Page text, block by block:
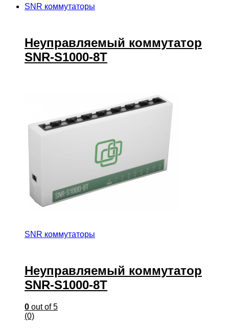
SNR коммутаторы
Неуправляемый коммутатор
SNR-S1000-8T
SNR коммутаторы
Неуправляемый коммутатор
SNR-S1000-8T
0 out of 5
(0)